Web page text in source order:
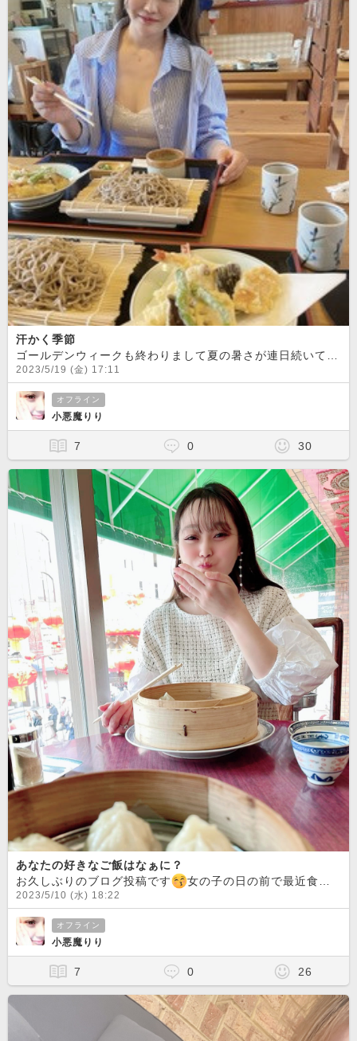
汗かく季節
2023/5/19 (金) 17:11
オフライン
小悪魔りり
7 0 30
あなたの好きなご飯はなぁに？
お久しぶりのブログ投稿です
女の子の日の前で最近食欲が増加しております笑食べるのが大好きな故、YouTubeでも大食いを検索して見てます
2023/5/10 (水) 18:22
オフライン
小悪魔りり
7 0 26